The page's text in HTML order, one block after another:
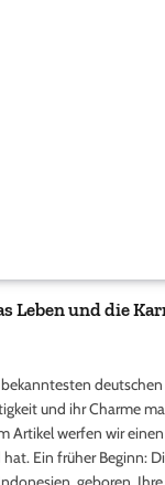
Leben und die
und ihr Charme
Artikel werfen wir
Ein früher Beginn: